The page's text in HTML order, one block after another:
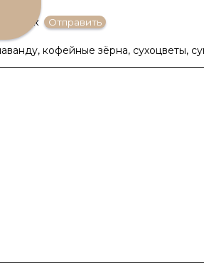
Отправить
воск
кофейные зёрна, сухоцветы,